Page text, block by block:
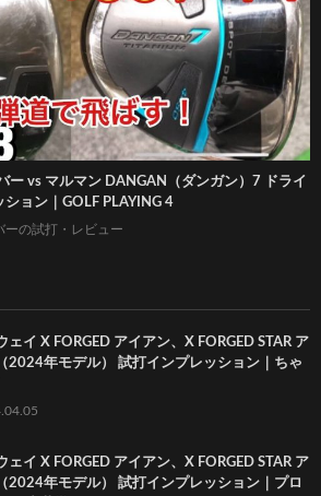
ー vs マルマン DANGAN（ダンガン）7 ドライ
ョン｜GOLF PLAYING 4
ーの試打・レビュー
ェイ X FORGED アイアン、X FORGED STAR ア
2024年モデル） 試打インプレッション｜ちゃ
ェイ X FORGED アイアン、X FORGED STAR ア
2024年モデル） 試打インプレッション｜プロ